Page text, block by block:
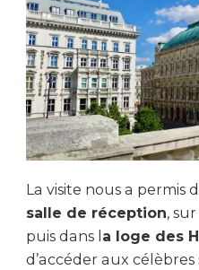
La visite nous a permis
salle de réception,
puis dans l a loge des
d’accéder aux